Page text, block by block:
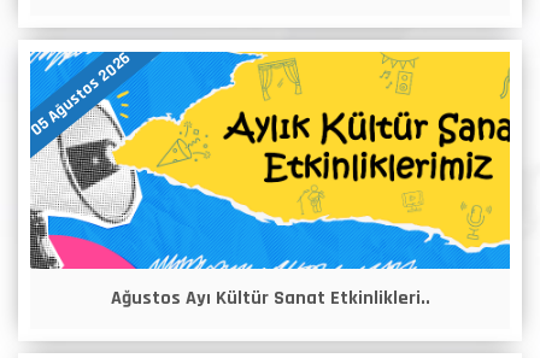
05 Ağustos 2026
Ağustos Ayı Kültür Sanat Etkinlikleri..